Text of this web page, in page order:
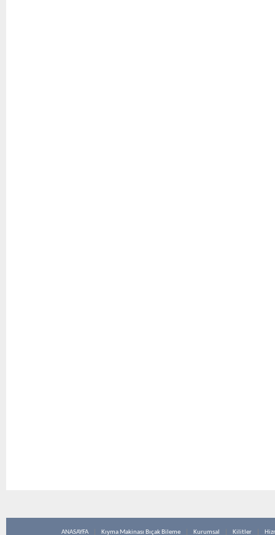
ANASAYFA Kıyma Makinası Bıçak Bileme Kurumsal Kilitler